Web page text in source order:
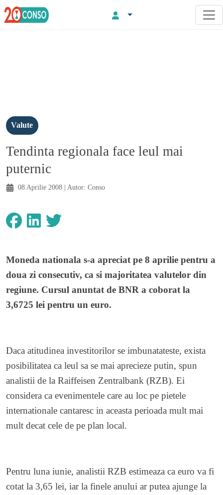
Valute
Tendinta regionala face leul mai
puternic
08 Aprilie 2008 | Autor: Conso
Moneda nationala s-a apreciat pe 8 aprilie pentru a
doua zi consecutiv, ca si majoritatea valutelor din
regiune. Cursul anuntat de BNR a coborat la
3,6725 lei pentru un euro.
Daca atitudinea investitorilor se imbunatateste, exista
posibilitatea ca leul sa se mai aprecieze putin, spun
analistii de la Raiffeisen Zentralbank (RZB). Ei
considera ca evenimentele care au loc pe pietele
internationale cantaresc in aceasta perioada mult mai
mult decat cele de pe plan local.
Pentru luna iunie, analistii RZB estimeaza ca euro va fi
cotat la 3,65 lei, iar la finele anului ar putea ajunge la